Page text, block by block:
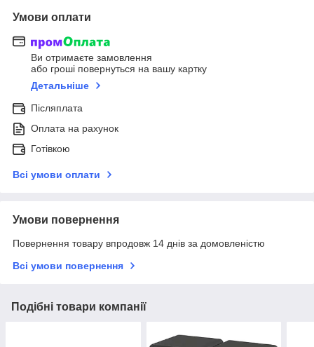
Умови оплати
Ви отримаєте замовлення
або гроші повернуться на вашу картку
Детальніше
Післяплата
Оплата на рахунок
Готівкою
Всі умови оплати
Умови повернення
Повернення товару впродовж 14 днів за домовленістю
Всі умови повернення
Подібні товари компанії